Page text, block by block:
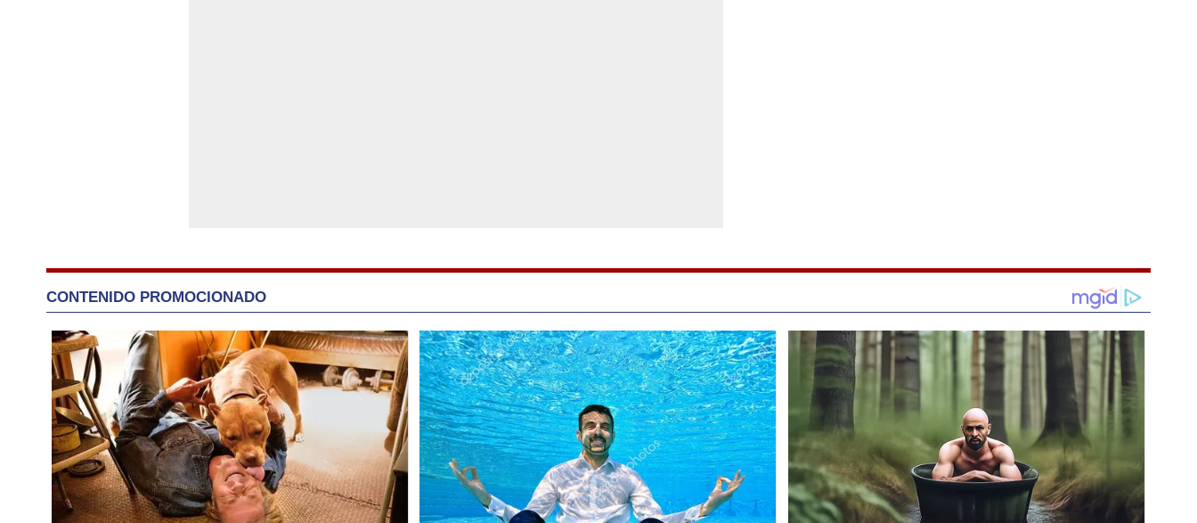
CONTENIDO PROMOCIONADO